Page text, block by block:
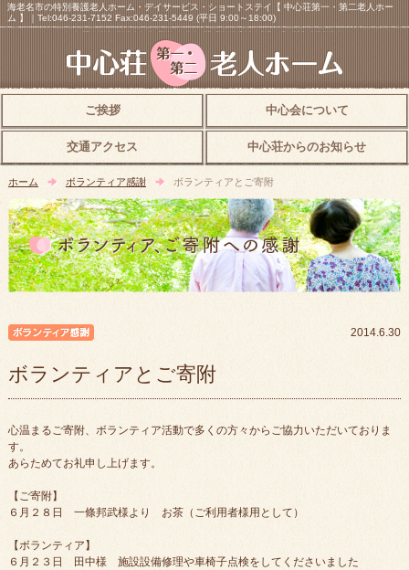
海老名市の特別養護老人ホーム・デイサービス・ショートステイ【 中心荘第一・第二老人ホー
ム 】｜Tel:046-231-7152 Fax:046-231-5449 (平日 9:00～18:00)
ご挨拶 中心会について
交通アクセス 中心荘からのお知らせ
ホーム ボランティア感謝 ボランティアとご寄附
2014.6.30
ボランティアとご寄附
心温まるご寄附、ボランティア活動で多くの方々からご協力いただいておりま
す。
あらためてお礼申し上げます。
【ご寄附】
６月２８日 一條邦武様より お茶（ご利用者様用として）
【ボランティア】
６月２３日 田中様 施設設備修理や車椅子点検をしてくださいました